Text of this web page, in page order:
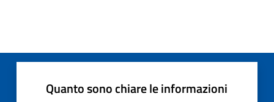
Quanto sono chiare le informazioni